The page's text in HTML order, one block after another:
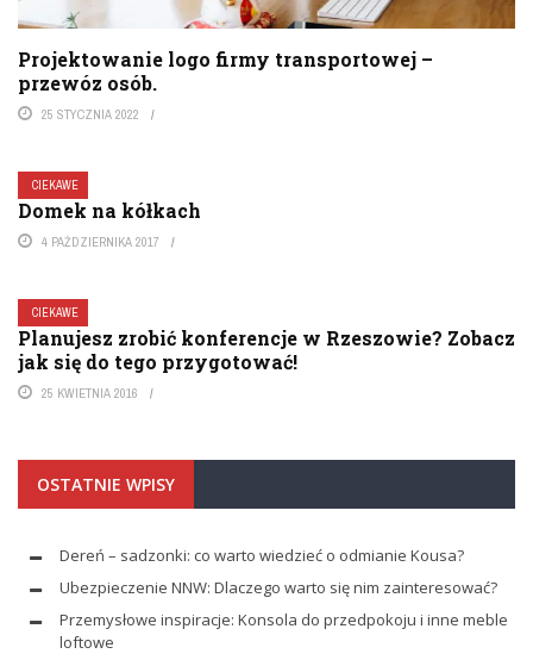
Projektowanie logo firmy transportowej –
przewóz osób.
25 STYCZNIA 2022
CIEKAWE
Domek na kółkach
4 PAŹDZIERNIKA 2017
CIEKAWE
Planujesz zrobić konferencje w Rzeszowie? Zobacz
jak się do tego przygotować!
25 KWIETNIA 2016
OSTATNIE WPISY
Dereń – sadzonki: co warto wiedzieć o odmianie Kousa?
Ubezpieczenie NNW: Dlaczego warto się nim zainteresować?
Przemysłowe inspiracje: Konsola do przedpokoju i inne meble
loftowe